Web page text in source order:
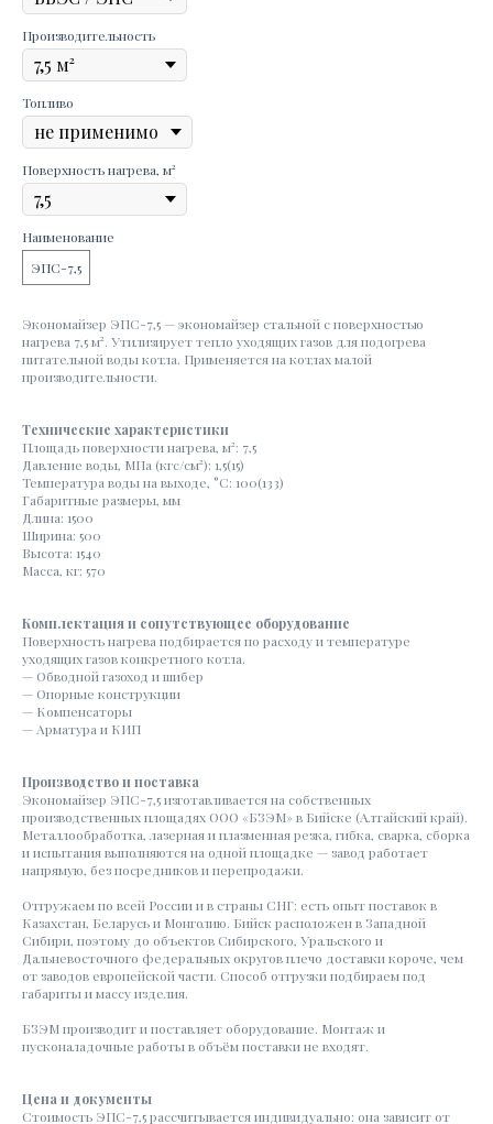
Производительность
Топливо
Поверхность нагрева, м²
Наименование
ЭПС-7,5
Экономайзер ЭПС-7,5 — экономайзер стальной с поверхностью
нагрева 7,5 м². Утилизирует тепло уходящих газов для подогрева
питательной воды котла. Применяется на котлах малой
производительности.
Технические характеристики
Площадь поверхности нагрева, м²: 7,5
Давление воды, МПа (кгс/см²): 1,5(15)
Температура воды на выходе, °С: 100(133)
Габаритные размеры, мм
Длина: 1500
Ширина: 500
Высота: 1540
Масса, кг: 570
Комплектация и сопутствующее оборудование
Поверхность нагрева подбирается по расходу и температуре
уходящих газов конкретного котла.
— Обводной газоход и шибер
— Опорные конструкции
— Компенсаторы
— Арматура и КИП
Производство и поставка
Экономайзер ЭПС-7,5 изготавливается на собственных
производственных площадях ООО «БЗЭМ» в Бийске (Алтайский край).
Металлообработка, лазерная и плазменная резка, гибка, сварка, сборка
и испытания выполняются на одной площадке — завод работает
напрямую, без посредников и перепродажи.
Отгружаем по всей России и в страны СНГ: есть опыт поставок в
Казахстан, Беларусь и Монголию. Бийск расположен в Западной
Сибири, поэтому до объектов Сибирского, Уральского и
Дальневосточного федеральных округов плечо доставки короче, чем
от заводов европейской части. Способ отгрузки подбираем под
габариты и массу изделия.
БЗЭМ производит и поставляет оборудование. Монтаж и
пусконаладочные работы в объём поставки не входят.
Цена и документы
Стоимость ЭПС-7,5 рассчитывается индивидуально: она зависит от